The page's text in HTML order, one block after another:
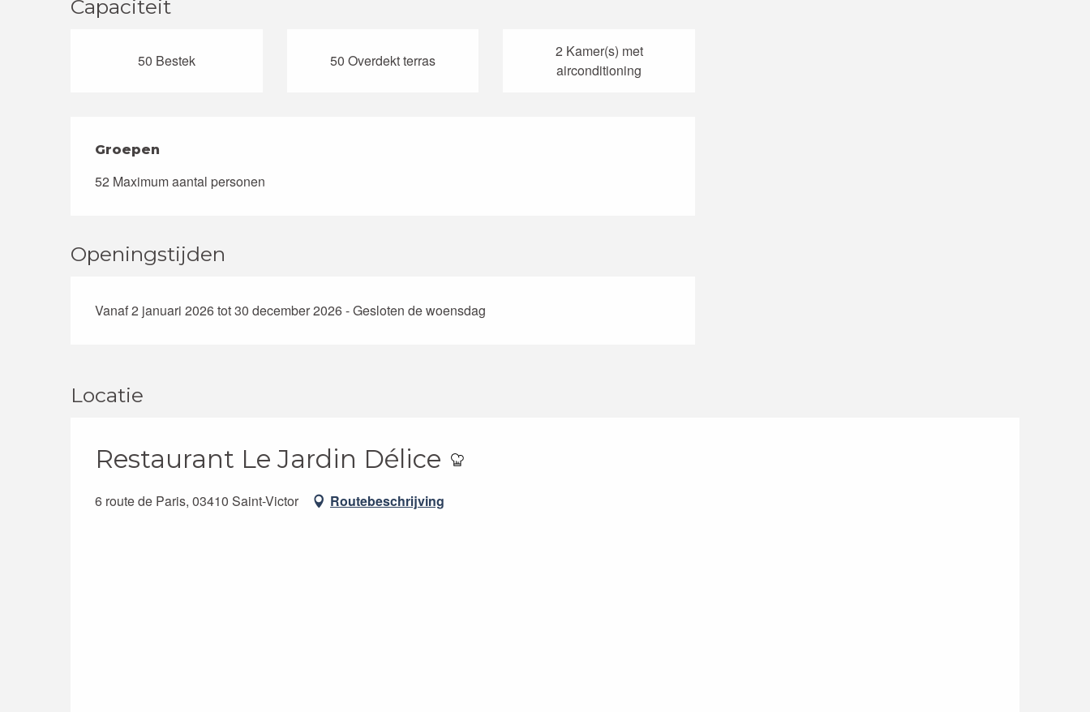
Capaciteit
50 Bestek 50 Overdekt terras
2 Kamer(s) met
airconditioning
Groepen
Groepen
52 Maximum aantal personen
Openingstijden
Vanaf 2 januari 2026 tot 30 december 2026 - Gesloten de woensdag
Locatie
Restaurant Le Jardin Délice
6 route de Paris, 03410 Saint-Victor Routebeschrijving